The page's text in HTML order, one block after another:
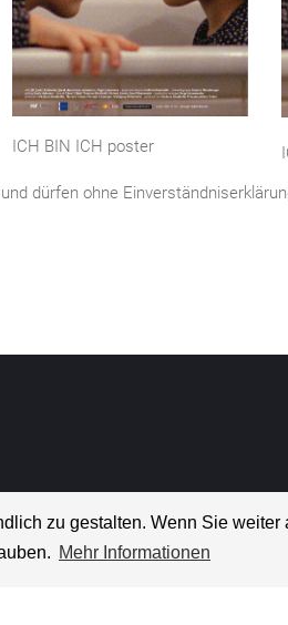
zu gestalten. Wenn Sie
Mehr Informationen
ICH BIN ICH poster
dürfen ohne